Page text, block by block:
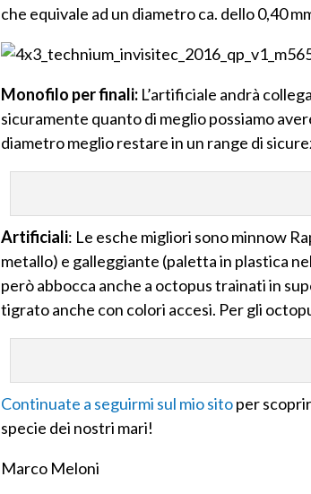
che equivale ad un diametro ca. dello 0,40
Monofilo per finali: L’artificiale andrà
sicuramente quanto di meglio possiamo
diametro meglio restare in un range di
Artificiali: Le esche migliori sono minnow
metallo) e galleggiante (paletta in plastica
però abbocca anche a octopus trainati in
tigrato anche con colori accesi. Per gli
Continuate a seguirmi sul mio sitoper
specie dei nostri mari!
Marco Meloni